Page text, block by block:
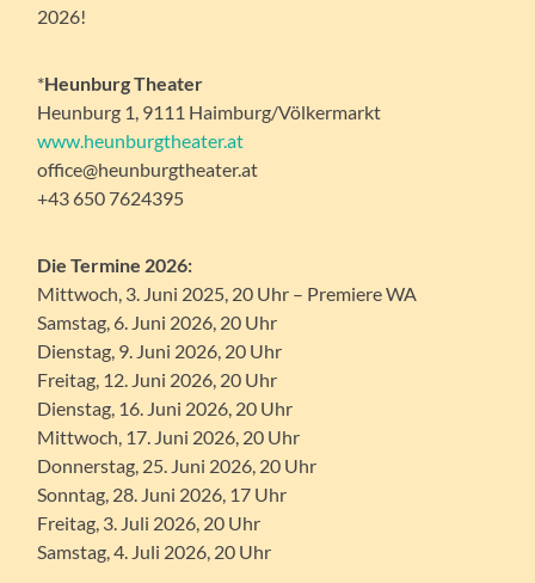
2026!
*Heunburg Theater
Heunburg 1, 9111 Haimburg/Völkermarkt
www.heunburgtheater.at
office@heunburgtheater.at
+43 650 7624395
Die Termine 2026:
Mittwoch, 3. Juni 2025, 20 Uhr – Premiere WA
Samstag, 6. Juni 2026, 20 Uhr
Dienstag, 9. Juni 2026, 20 Uhr
Freitag, 12. Juni 2026, 20 Uhr
Dienstag, 16. Juni 2026, 20 Uhr
Mittwoch, 17. Juni 2026, 20 Uhr
Donnerstag, 25. Juni 2026, 20 Uhr
Sonntag, 28. Juni 2026, 17 Uhr
Freitag, 3. Juli 2026, 20 Uhr
Samstag, 4. Juli 2026, 20 Uhr